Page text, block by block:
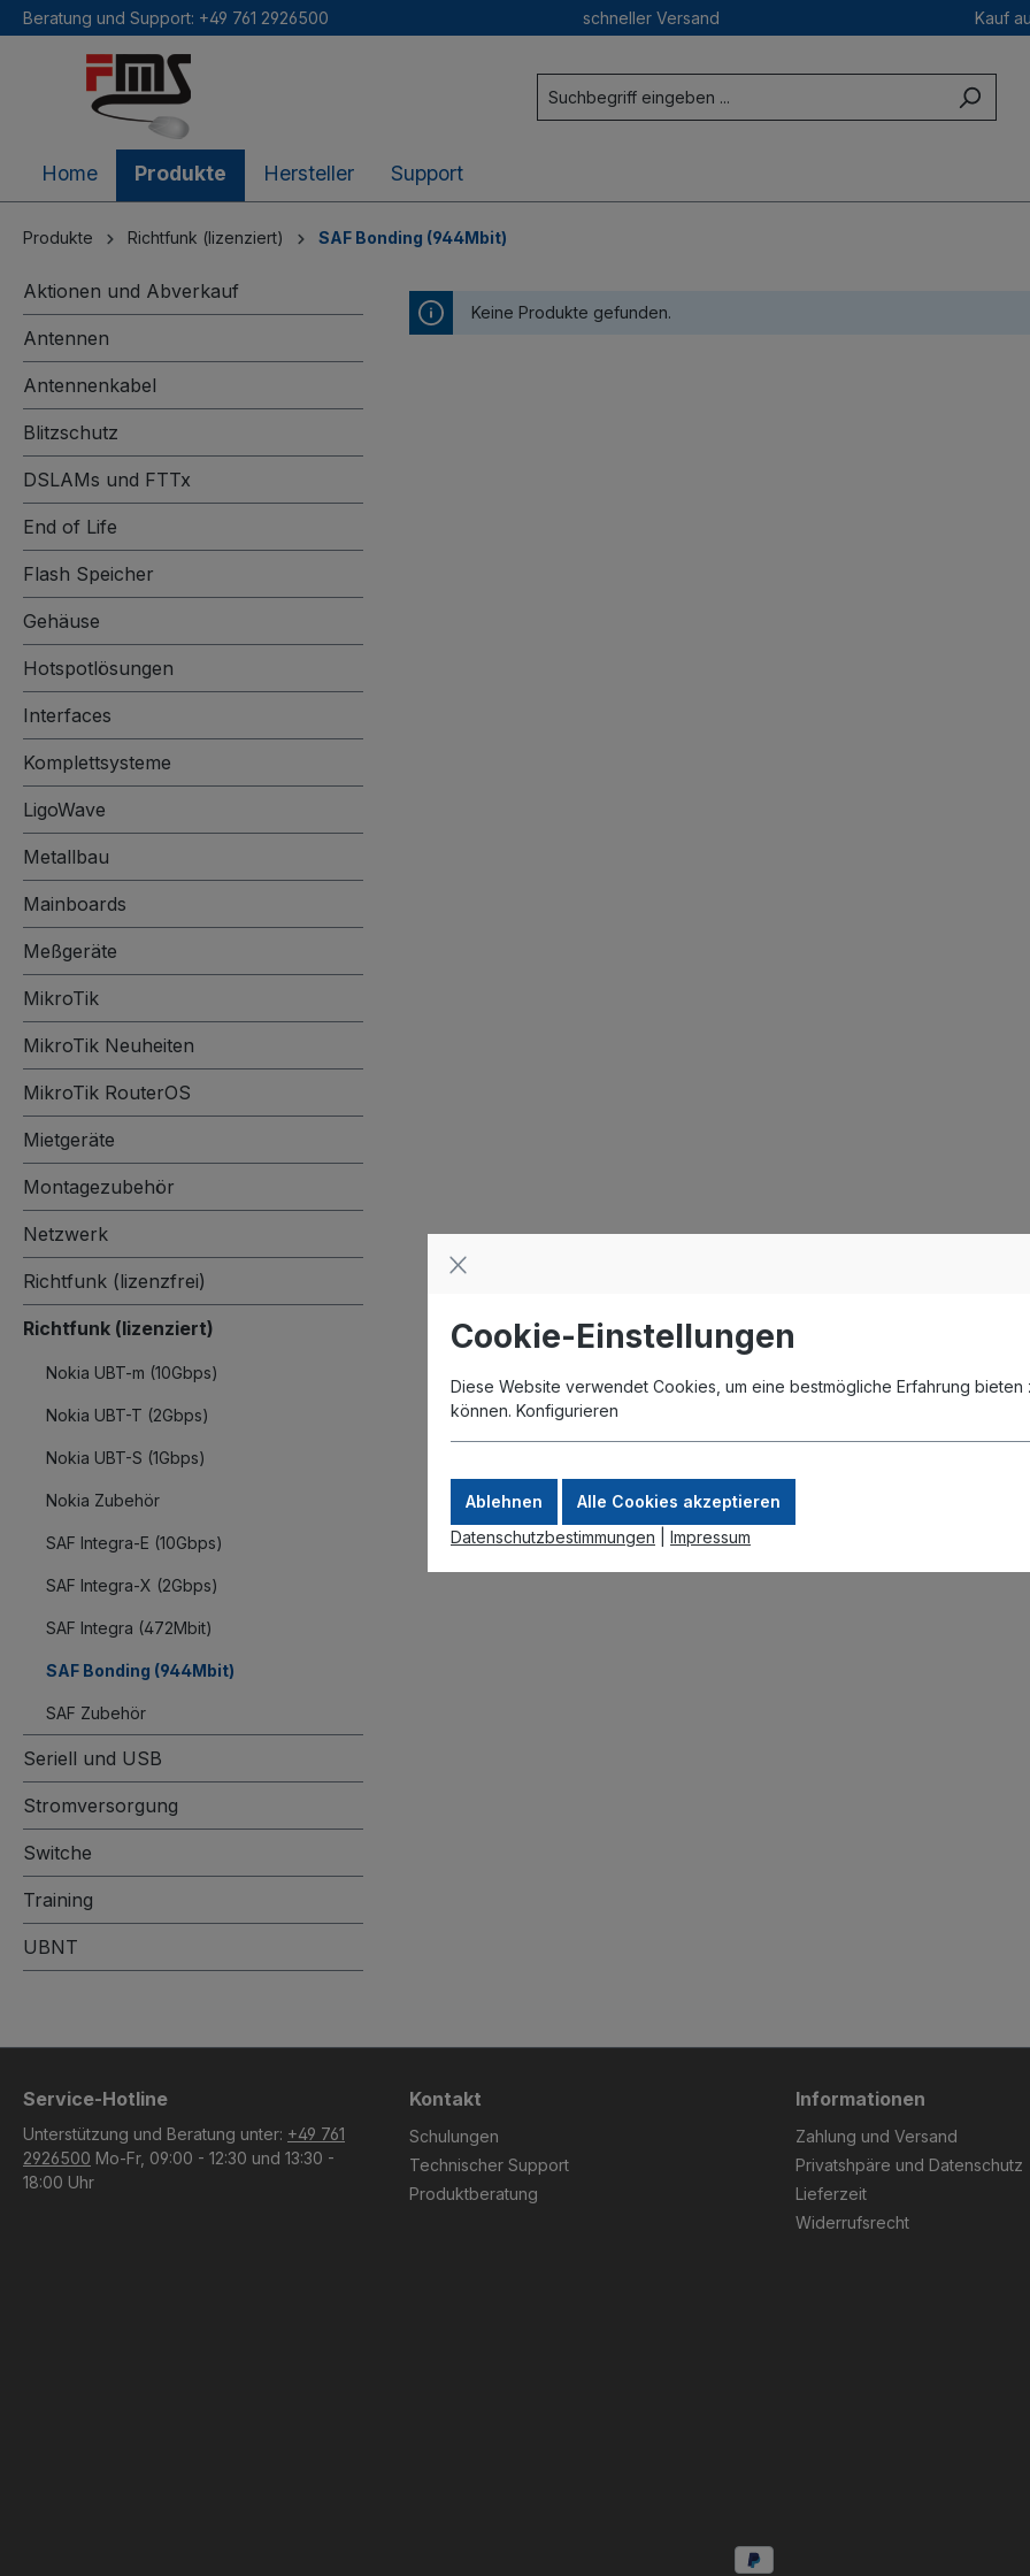
springen
Beratung und Support: +49 761 2926500 schneller Versand Kauf
Home Produkte Hersteller Support
Produkte Richtfunk (lizenziert) SAF Bonding (944Mbit)
Aktionen und Abverkauf
Antennen
Antennenkabel
Blitzschutz
DSLAMs und FTTx
End of Life
Flash Speicher
Gehäuse
Hotspotlösungen
Interfaces
Komplettsysteme
LigoWave
Metallbau
Mainboards
Meßgeräte
MikroTik
MikroTik Neuheiten
MikroTik RouterOS
Mietgeräte
Montagezubehör
Netzwerk
Richtfunk (lizenzfrei)
Richtfunk (lizenziert)
Nokia UBT-m (10Gbps)
Nokia UBT-T (2Gbps)
Nokia UBT-S (1Gbps)
Nokia Zubehör
SAF Integra-E (10Gbps)
SAF Integra-X (2Gbps)
SAF Integra (472Mbit)
SAF Bonding (944Mbit)
SAF Zubehör
Seriell und USB
Stromversorgung
Switche
Training
UBNT
Keine Produkte gefunden.
Service-Hotline
Unterstützung und Beratung unter: +49 761
2926500 Mo-Fr, 09:00 - 12:30 und 13:30 -
18:00 Uhr
Kontakt
Schulungen
Technischer Support
Produktberatung
Informationen
Zahlung und Versand
Privatshpäre und Datenschutz
Lieferzeit
Widerrufsrecht
Cookie-Einstellungen
Diese Website verwendet Cookies, um eine bestmögliche Erfahrung bieten
können. Konfigurieren
Ablehnen
Alle Cookies akzeptieren
Datenschutzbestimmungen
Impressum